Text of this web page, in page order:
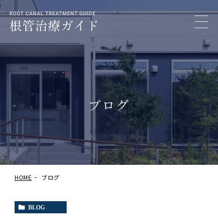
ブログ
HOME ブログ
BLOG